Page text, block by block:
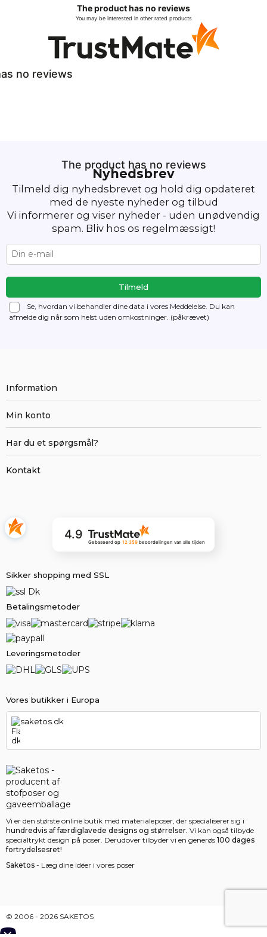
The product has no reviews
You may be interested in other rated products
no reviews
The product has no reviews
Nyhedsbrev
Tilmeld dig nyhedsbrevet og hold dig opdateret
med de nyeste nyheder og tilbud
Vi informerer og viser nyheder - uden unødvendig
spam. Bliv hos os regelmæssigt!
Se, hvordan vi behandler dine data i vores Meddelelse. Du kan
afmelde dig når som helst uden omkostninger. (påkrævet)
Vi er den største online butik med materialeposer, der specialiserer sig i
hundredvis af færdiglavede designs og størrelser. Vi kan også tilbyde
specialtrykt design på poser. Derudover tilbyder vi en generøs 100 dages
fortrydelsesret!
Saketos - Læg dine idéer i vores poser
Vores butikker i Europa
saketos.dk
Information
Min konto
Har du et spørgsmål?
Kontakt
4.9
Gebaseerd op 12 359 beoordelingenvan alle tijden
Sikker shopping med SSL
Betalingsmetoder
Leveringsmetoder
© 2006 - 2026 SAKETOS